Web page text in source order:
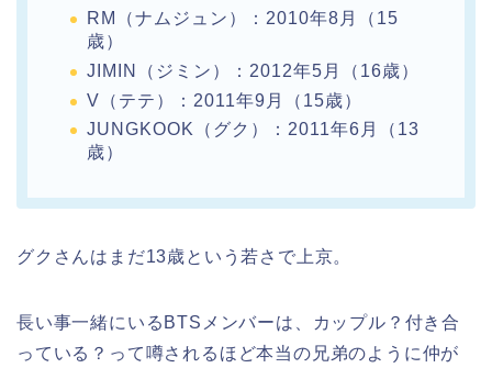
RM（ナムジュン）：2010年8月（15
歳）
JIMIN（ジミン）：2012年5月（16歳）
V（テテ）：2011年9月（15歳）
JUNGKOOK（グク）：2011年6月（13
歳）
グクさんはまだ13歳という若さで上京。
長い事一緒にいるBTSメンバーは、カップル？付き合
っている？って噂されるほど本当の兄弟のように仲が